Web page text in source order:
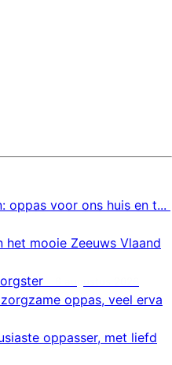
oppas voor ons huis en t...
mooie Zeeuws Vlaand
oppas, veel erva
oppasser, met liefd